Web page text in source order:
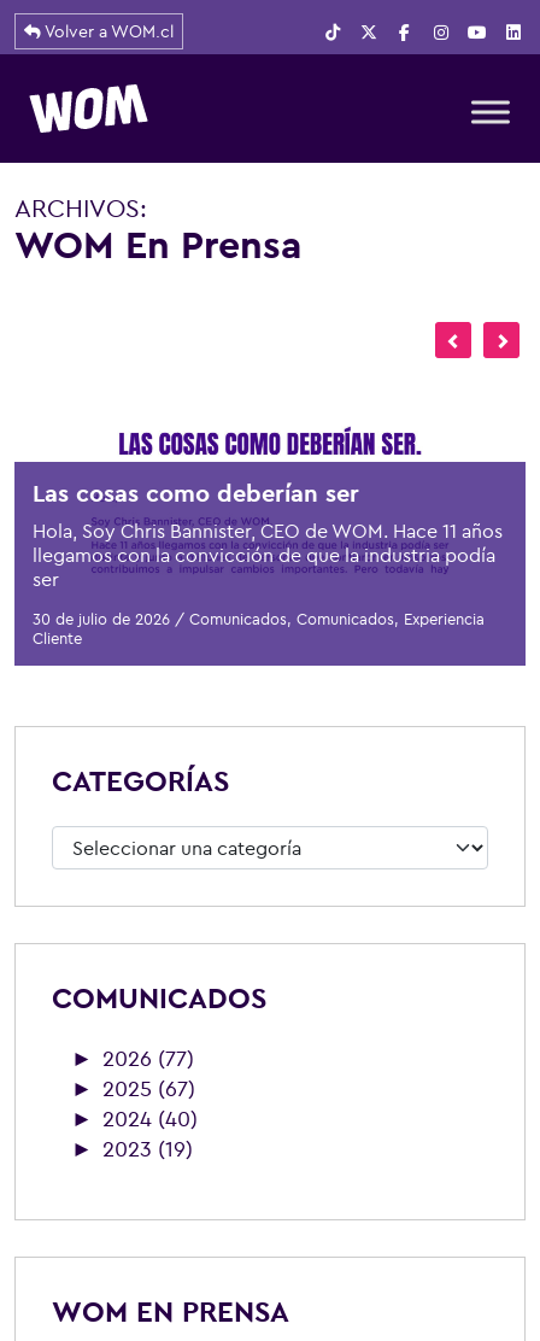
Volver a WOM.cl
Navegación principal
ARCHIVOS:
WOM En Prensa
Las cosas como deberían ser
Hola, Soy Chris Bannister, CEO de WOM. Hace 11 años
llegamos con la convicción de que la industria podía
ser
30 de julio de 2026 / Comunicados, Comunicados, Experiencia
Cliente
CATEGORÍAS
Categorías
COMUNICADOS
► 2026 (77)
► 2025 (67)
► 2024 (40)
► 2023 (19)
WOM EN PRENSA